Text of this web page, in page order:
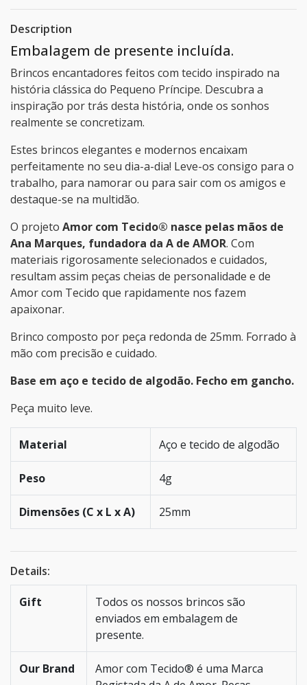
Description
Embalagem de presente incluída.
Brincos encantadores feitos com tecido inspirado na
história clássica do Pequeno Príncipe. Descubra a
inspiração por trás desta história, onde os sonhos
realmente se concretizam.
Estes brincos elegantes e modernos encaixam
perfeitamente no seu dia-a-dia! Leve-os consigo para o
trabalho, para namorar ou para sair com os amigos e
destaque-se na multidão.
O projeto Amor com Tecido® nasce pelas mãos de
Ana Marques, fundadora da A de AMOR. Com
materiais rigorosamente selecionados e cuidados,
resultam assim peças cheias de personalidade e de
Amor com Tecido que rapidamente nos fazem
apaixonar.
Brinco composto por peça redonda de 25mm. Forrado à
mão com precisão e cuidado.
Base em aço e tecido de algodão. Fecho em gancho.
Peça muito leve.
Material Aço e tecido de algodão
Peso 4g
Dimensões (C x L x A) 25mm
Details:
Gift
Todos os nossos brincos são
enviados em embalagem de
presente.
Our Brand
Amor com Tecido® é uma Marca